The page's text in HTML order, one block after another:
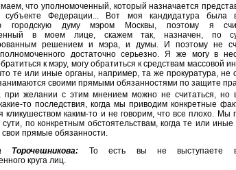
что уполномоченный, который назначается
субъекте Федерации... Вот моя кандидатура была
городскую думу мэром Москвы, поэтому я
в моем лице, скажем так, назначен, по
решением и мэра, и думы. И поэтому не
достаточно серьезно. Я же могу в
к мэру, могу обратиться к средствам массовой
те или иные органы, например, та же прокуратура, не
своими прямыми обязанностями по защите
при желании с этим мнением можно не считаться, но
то последствия, когда мы приводим конкретные
кликушеством каким-то и не говорим, что все плохо. Мы
сути, по конкретным обстоятельствам, когда те или
прямые обязанности.
Торочешникова: То есть вы не выступаете
круга лиц.